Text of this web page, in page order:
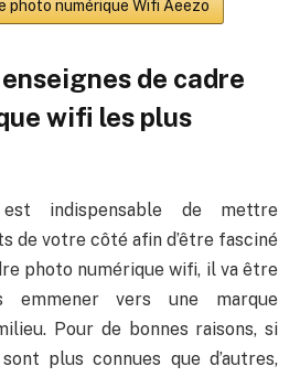
photo numérique Wifi Aeezo
de cadre
wifi les plus
indispensable de mettre
de votre côté afin d’être fasciné
photo numérique wifi, il va être
emmener vers une marque
Pour de bonnes raisons, si
plus connues que d’autres,